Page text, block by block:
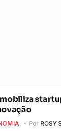
Por ROSY